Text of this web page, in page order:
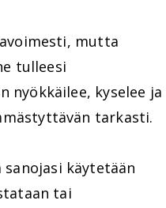
mutta
tulleesi
nyökkäilee, kyselee ja
tarkasti.
käytetään
tai